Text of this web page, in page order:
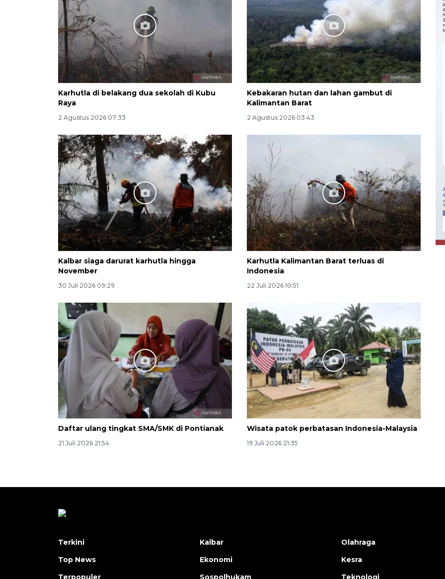
Karhutla di belakang dua sekolah di Kubu
Raya
2 Agustus 2026 07:33
Kebakaran hutan dan lahan gambut di
Kalimantan Barat
2 Agustus 2026 03:43
Kalbar siaga darurat karhutla hingga
November
30 Juli 2026 09:29
Karhutla Kalimantan Barat terluas di
Indonesia
22 Juli 2026 10:51
Daftar ulang tingkat SMA/SMK di Pontianak
21 Juli 2026 21:54
Wisata patok perbatasan Indonesia-Malaysia
19 Juli 2026 21:35
Ekonomi triwulan II-2026
tumbuh 5,29 persen
2026-08-06 18:45:00
Terkini
Top News
Terpopuler
Kalbar
Ekonomi
Sospolhukam
Olahraga
Kesra
Teknologi